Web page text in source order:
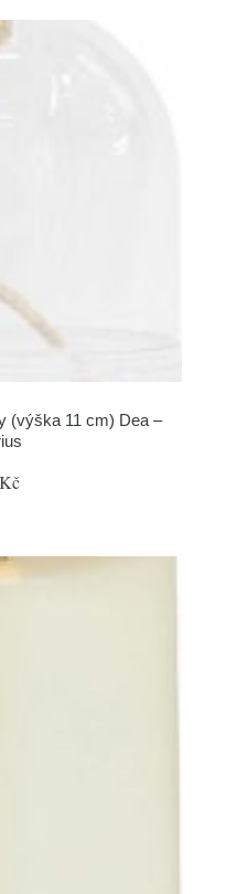
(výška 11 cm) Dea –